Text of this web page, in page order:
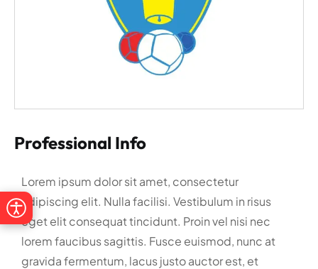
Professional Info
Lorem ipsum dolor sit amet, consectetur
adipiscing elit. Nulla facilisi. Vestibulum in risus
eget elit consequat tincidunt. Proin vel nisi nec
lorem faucibus sagittis. Fusce euismod, nunc at
gravida fermentum, lacus justo auctor est, et